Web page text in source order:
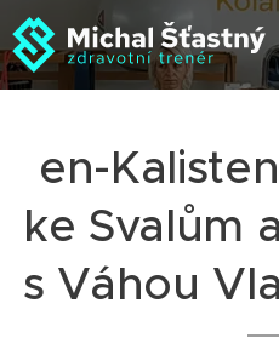
en-
ke Svalům
s Váhou